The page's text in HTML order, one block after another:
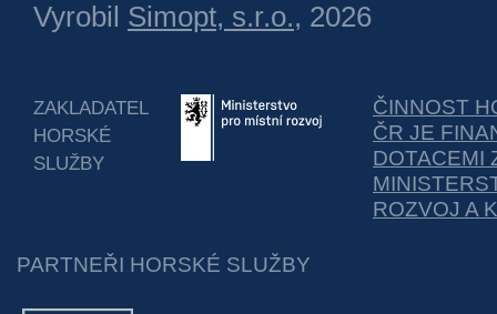
Vyrobil Simopt, s.r.o., 2026
ZAKLADATEL
HORSKÉ
SLUŽBY
ČINNOST
ČR JE
DOTACEMI
ROZVOJ A
PARTNEŘI HORSKÉ SLUŽBY